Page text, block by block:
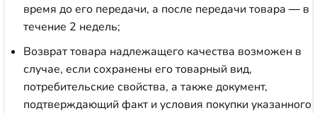
время до его передачи, а после передачи товара — в
течение 2 недель;
Возврат товара надлежащего качества возможен в
случае, если сохранены его товарный вид,
потребительские свойства, а также документ,
подтверждающий факт и условия покупки указанного